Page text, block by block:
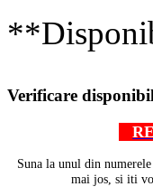
Verificare
Suna la unul din
mai jos, si iti